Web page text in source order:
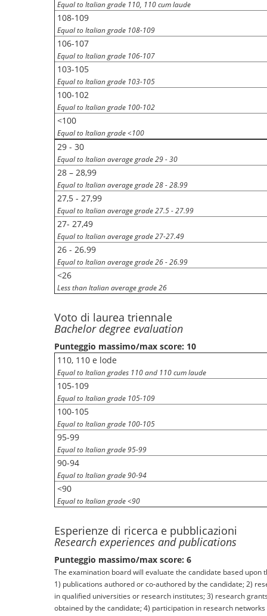
Equal to Italian grade 110, 110 cum laude
108-109
Equal to Italian grade 108-109
106-107
Equal to Italian grade 106-107
103-105
Equal to Italian grade 103-105
100-102
Equal to Italian grade 100-102
<100
Equal to Italian grade <100
29 - 30
Equal to Italian average grade 29 - 30
28 – 28,99
Equal to Italian average grade 28 - 28.99
27,5 - 27,99
Equal to Italian average grade 27.5 - 27.99
27- 27,49
Equal to Italian average grade 27-27.49
26 - 26.99
Equal to Italian average grade 26 - 26.99
<26
Less than Italian average grade 26
Voto di laurea triennale
Bachelor degree evaluation
Punteggio massimo/max score: 10
110, 110 e lode
Equal to Italian grades 110 and 110 cum laude
105-109
Equal to Italian grade 105-109
100-105
Equal to Italian grade 100-105
95-99
Equal to Italian grade 95-99
90-94
Equal to Italian grade 90-94
<90
Equal to Italian grade <90
Esperienze di ricerca e pubblicazioni
Research experiences and publications
Punteggio massimo/max score: 6
The examination board will evaluate the candidate based upon
1) publications authored or co-authored by the candidate; 2)
in qualified universities or research institutes; 3) research
obtained by the candidate; 4) participation in research